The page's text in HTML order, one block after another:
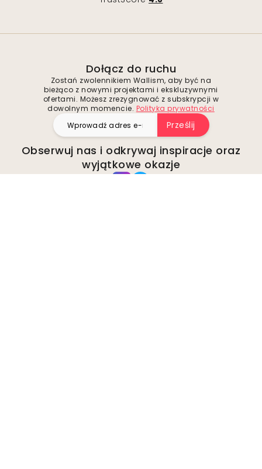
Dołącz do ruchu
Zostań zwolennikiem Wallism, aby być na
bieżąco z nowymi projektami i ekskluzywnymi
ofertami. Możesz zrezygnować z subskrypcji w
dowolnym momencie. Polityka prywatności
Prześlij
Obserwuj nas i odkrywaj inspiracje oraz
wyjątkowe okazje